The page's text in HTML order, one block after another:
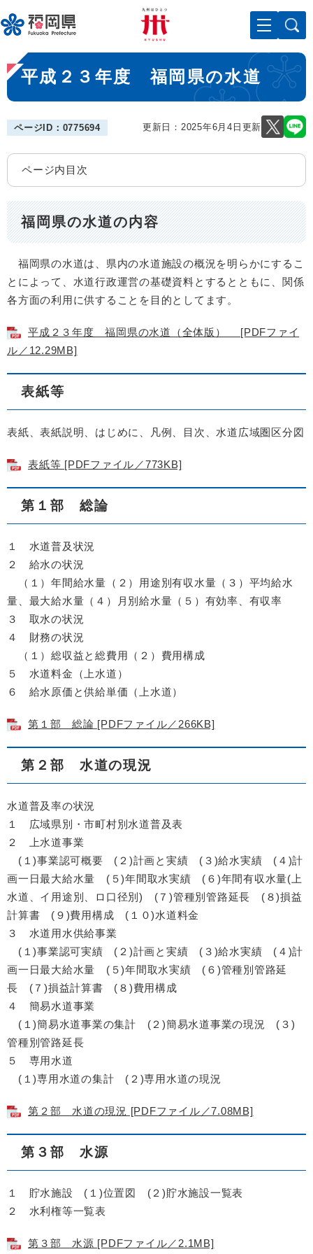
ー
ジ
先
頭
で
メニューを飛ばして本文へ
本
文
平成２３年度 福岡県の水道
ページID：0775694 更新日：2025年6月4日更新
ページ内目次
福岡県の水道の内容
福岡県の水道は、県内の水道施設の概況を明らかにするこ
とによって、水道行政運営の基礎資料とするとともに、関係
各方面の利用に供することを目的としてます。
平成２３年度 福岡県の水道（全体版） [PDFファイ
ル／12.29MB]
表紙等
表紙、表紙説明、はじめに、凡例、目次、水道広域圏区分図
表紙等 [PDFファイル／773KB]
第１部 総論
１ 水道普及状況
２ 給水の状況
（１）年間給水量（２）用途別有収水量（３）平均給水
量、最大給水量（４）月別給水量（５）有効率、有収率
３ 取水の状況
４ 財務の状況
（１）総収益と総費用（２）費用構成
５ 水道料金（上水道）
６ 給水原価と供給単価（上水道）
第１部 総論 [PDFファイル／266KB]
第２部 水道の現況
水道普及率の状況
１ 広域県別・市町村別水道普及表
２ 上水道事業
(１)事業認可概要 (２)計画と実績 (３)給水実績 (４)計
画一日最大給水量 (５)年間取水実績 (６)年間有収水量(上
水道、イ用途別、ロ口径別) (７)管種別管路延長 (８)損益
計算書 (９)費用構成 (１０)水道料金
３ 水道用水供給事業
(１)事業認可実績 (２)計画と実績 (３)給水実績 (４)計
画一日最大給水量 (５)年間取水実績 (６)管種別管路延
長 (７)損益計算書 (８)費用構成
４ 簡易水道事業
(１)簡易水道事業の集計 (２)簡易水道事業の現況 (３)
管種別管路延長
５ 専用水道
(１)専用水道の集計 (２)専用水道の現況
第２部 水道の現況 [PDFファイル／7.08MB]
第３部 水源
１ 貯水施設 (１)位置図 (２)貯水施設一覧表
２ 水利権等一覧表
第３部 水源 [PDFファイル／2.1MB]